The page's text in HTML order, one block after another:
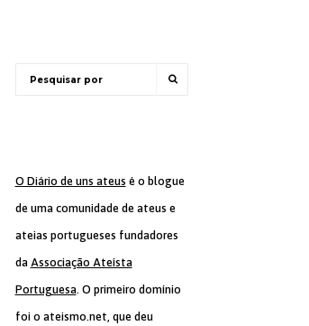
O Diário de uns ateus é o blogue
de uma comunidade de ateus e
ateias portugueses fundadores
da Associação Ateísta
Portuguesa. O primeiro domínio
foi o ateismo.net, que deu